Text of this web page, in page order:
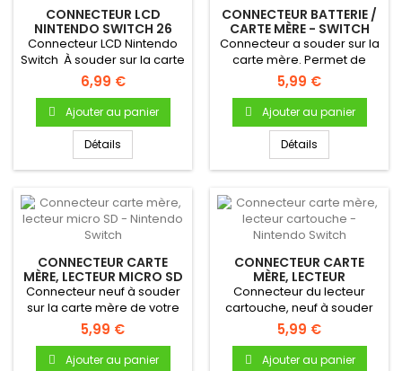
CONNECTEUR LCD
NINTENDO SWITCH 26
PINS
Connecteur LCD Nintendo
Switch À souder sur la carte
mère de votre console...
6,99 €
Ajouter au panier
Détails
CONNECTEUR BATTERIE /
CARTE MÈRE - SWITCH
Connecteur a souder sur la
carte mère. Permet de
connecter la batterie à la...
5,99 €
Ajouter au panier
Détails
CONNECTEUR CARTE
MÈRE, LECTEUR MICRO SD
- NINTENDO SWITCH
Connecteur neuf à souder
sur la carte mère de votre
Nintendo Switch
5,99 €
Ajouter au panier
CONNECTEUR CARTE
MÈRE, LECTEUR
CARTOUCHE - NINTENDO
SWITCH
Connecteur du lecteur
cartouche, neuf à souder
sur la carte mère de votre...
5,99 €
Ajouter au panier